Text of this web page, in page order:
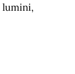
lumini,